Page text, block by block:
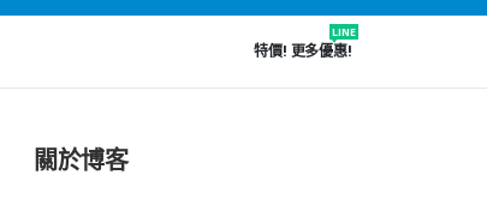
特價! 更多優惠!
LINE
關於博客